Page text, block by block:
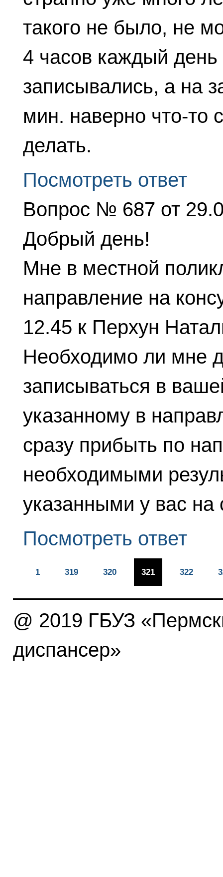
такого не было, не
4 часов каждый
записывались, а на
мин. наверно что-то
делать.
Посмотреть ответ
Вопрос № 687 от
Добрый день!
Мне в местной
направление на
12.45 к Перхун
Необходимо ли мне
записываться в
указанному в
сразу прибыть по
необходимыми
указанными у вас на
Посмотреть ответ
1 319 320 321 322
@ 2019 ГБУЗ
диспансер»